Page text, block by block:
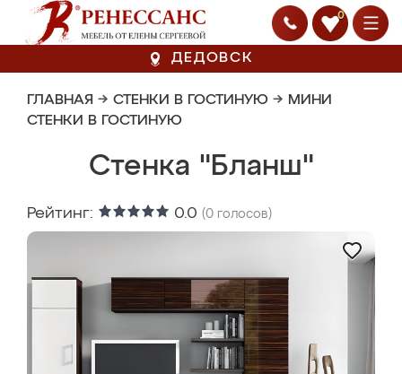
0
ДЕДОВСК
ГЛАВНАЯ → СТЕНКИ В ГОСТИНУЮ → МИНИ
СТЕНКИ В ГОСТИНУЮ
Стенка "Бланш"
Рейтинг: 0.0 (0 голосов)